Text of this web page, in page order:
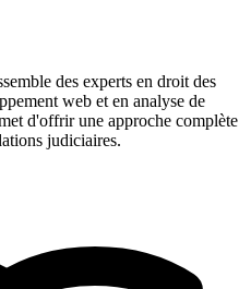
des experts en droit des
web et en analyse de
d'offrir une approche complète
judiciaires.